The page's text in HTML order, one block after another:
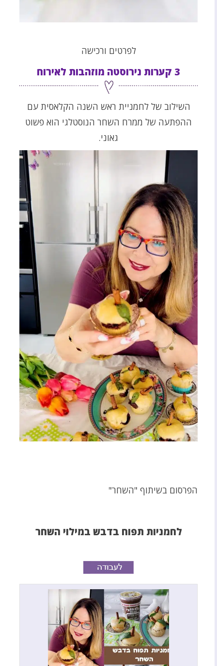
לפרטים ורכישה
3 קערות נירוסטה מוזהבות לאירוח
השילוב של לחמניית ראש השנה הקלאסית עם
ההפתעה של ממרח השחר הנוסטלגי הוא פשוט
גאוני.
הפרסום בשיתוף "השחר"
לחמניות תפוח בדבש במילוי השחר